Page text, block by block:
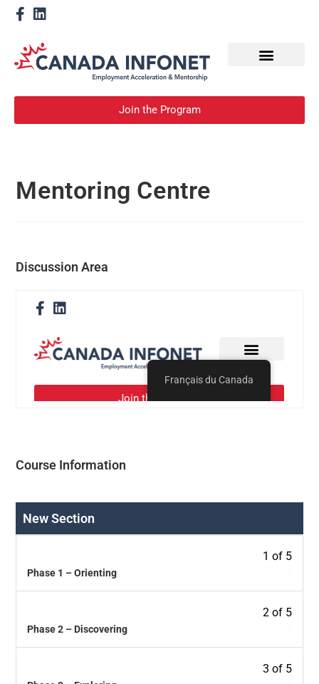
Join the Program
Mentoring Centre
Discussion Area
Course Information
New Section
1 of 5
Phase 1 – Orienting
2 of 5
Phase 2 – Discovering
3 of 5